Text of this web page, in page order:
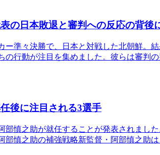
の日本敗退と審判への反応の背後
準々決勝で、日本と対戦した北朝鮮。
の行動が注目を集めました。彼らは審判
後に注目される3選手
部慎之助が就任することが発表されまし
部慎之助の補強戦略新監督・阿部慎之助